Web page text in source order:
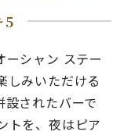
5
ーシャン ステー
しみいただける
設されたバーで
トを、夜はピア